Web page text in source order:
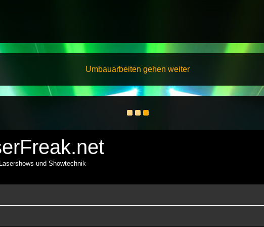
Umbauarbeiten gehen weiter
und Showtechnik